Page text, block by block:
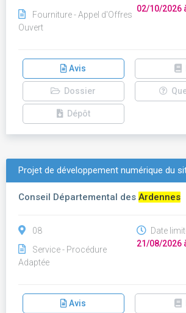
Fourniture - Appel d'Offres
Ouvert
02/10/2026
Avis
Dossier
Dépôt
Projet de développement numérique du
Conseil Départemental des Ardennes
08
Service - Procédure
Adaptée
Date
21/08/2026
Avis